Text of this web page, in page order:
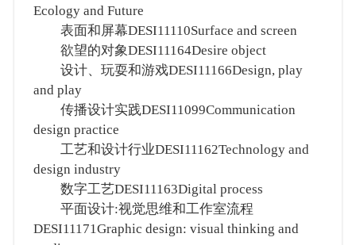
Ecology and Future
表面和屏幕DESI11110Surface and screen
欲望的对象DESI11164Desire object
设计、玩耍和游戏DESI11166Design, play
and play
传播设计实践DESI11099Communication
design practice
工艺和设计行业DESI11162Technology and
design industry
数字工艺DESI11163Digital process
平面设计:视觉思维和工作室流程
DESI11171Graphic design: visual thinking and